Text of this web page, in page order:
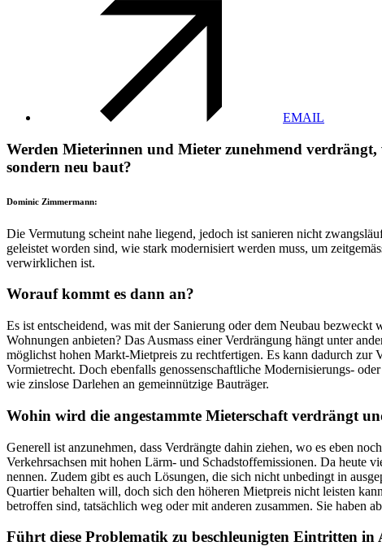
EMAIL
Werden Mieterinnen und Mieter zunehmend
sondern neu baut?
Dominic Zimmermann:
Die Vermutung scheint nahe liegend, jedoch ist sanieren nicht
geleistet worden sind, wie stark modernisiert werden muss, um
verwirklichen ist.
Worauf kommt es dann an?
Es ist entscheidend, was mit der Sanierung oder dem Neubau
Wohnungen anbieten? Das Ausmass einer Verdrängung hängt unter
möglichst hohen Markt-Mietpreis zu rechtfertigen. Es kann dadurch zur
Vormietrecht. Doch ebenfalls genossenschaftliche Modernisierungs-
wie zinslose Darlehen an gemeinnützige Bauträger.
Wohin wird die angestammte Mieterschaft verdrängt
Generell ist anzunehmen, dass Verdrängte dahin ziehen, wo es eben
Verkehrsachsen mit hohen Lärm- und Schadstoffemissionen. Da heute
nennen. Zudem gibt es auch Lösungen, die sich nicht unbedingt in
Quartier behalten will, doch sich den höheren Mietpreis nicht leisten
betroffen sind, tatsächlich weg oder mit anderen zusammen. Sie haben
Führt diese Problematik zu beschleunigten Eintritten in